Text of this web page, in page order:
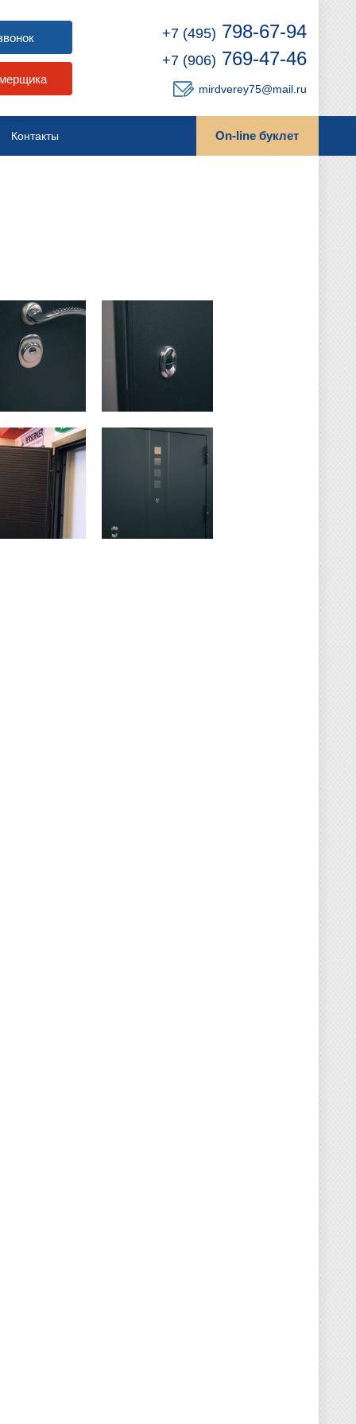
+7 (495) 798-67-94
+7 (906) 769-47-46
mirdverey75@mail.ru
Контакты On-line буклет